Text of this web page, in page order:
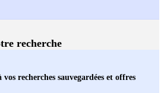
recherche
vos recherches sauvegardées et offres